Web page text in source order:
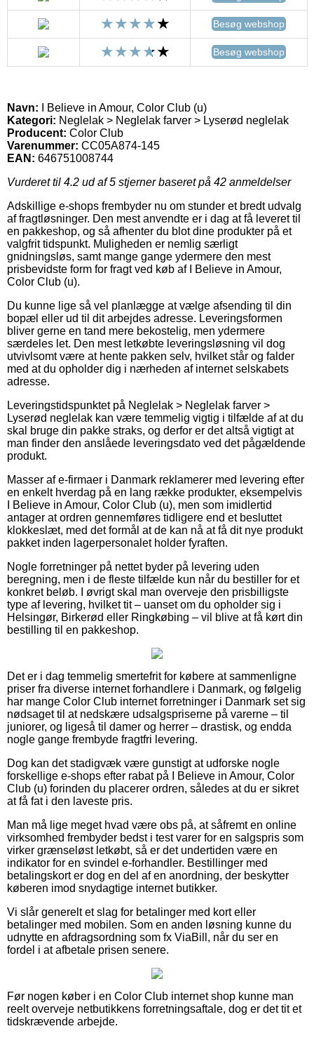
Besøg webshop
Besøg webshop
Navn: I Believe in Amour, Color Club (u)
Kategori: Neglelak > Neglelak farver > Lyserød neglelak
Producent: Color Club
Varenummer: CC05A874-145
EAN: 646751008744
Vurderet til 4.2 ud af 5 stjerner baseret på 42 anmeldelser
Adskillige e-shops frembyder nu om stunder et bredt udvalg
af fragtløsninger. Den mest anvendte er i dag at få leveret til
en pakkeshop, og så afhenter du blot dine produkter på et
valgfrit tidspunkt. Muligheden er nemlig særligt
gnidningsløs, samt mange gange ydermere den mest
prisbevidste form for fragt ved køb af I Believe in Amour,
Color Club (u).
Du kunne lige så vel planlægge at vælge afsending til din
bopæl eller ud til dit arbejdes adresse. Leveringsformen
bliver gerne en tand mere bekostelig, men ydermere
særdeles let. Den mest letkøbte leveringsløsning vil dog
utvivlsomt være at hente pakken selv, hvilket står og falder
med at du opholder dig i nærheden af internet selskabets
adresse.
Leveringstidspunktet på Neglelak > Neglelak farver >
Lyserød neglelak kan være temmelig vigtig i tilfælde af at du
skal bruge din pakke straks, og derfor er det altså vigtigt at
man finder den anslåede leveringsdato ved det pågældende
produkt.
Masser af e-firmaer i Danmark reklamerer med levering efter
en enkelt hverdag på en lang række produkter, eksempelvis
I Believe in Amour, Color Club (u), men som imidlertid
antager at ordren gennemføres tidligere end et besluttet
klokkeslæt, med det formål at de kan nå at få dit nye produkt
pakket inden lagerpersonalet holder fyraften.
Nogle forretninger på nettet byder på levering uden
beregning, men i de fleste tilfælde kun når du bestiller for et
konkret beløb. I øvrigt skal man overveje den prisbilligste
type af levering, hvilket tit – uanset om du opholder sig i
Helsingør, Birkerød eller Ringkøbing – vil blive at få kørt din
bestilling til en pakkeshop.
Det er i dag temmelig smertefrit for købere at sammenligne
priser fra diverse internet forhandlere i Danmark, og følgelig
har mange Color Club internet forretninger i Danmark set sig
nødsaget til at nedskære udsalgspriserne på varerne – til
juniorer, og ligeså til damer og herrer – drastisk, og endda
nogle gange frembyde fragtfri levering.
Dog kan det stadigvæk være gunstigt at udforske nogle
forskellige e-shops efter rabat på I Believe in Amour, Color
Club (u) forinden du placerer ordren, således at du er sikret
at få fat i den laveste pris.
Man må lige meget hvad være obs på, at såfremt en online
virksomhed frembyder bedst i test varer for en salgspris som
virker grænseløst letkøbt, så er det undertiden være en
indikator for en svindel e-forhandler. Bestillinger med
betalingskort er dog en del af en anordning, der beskytter
køberen imod snydagtige internet butikker.
Vi slår generelt et slag for betalinger med kort eller
betalinger med mobilen. Som en anden løsning kunne du
udnytte en afdragsordning som fx ViaBill, når du ser en
fordel i at afbetale prisen senere.
Før nogen køber i en Color Club internet shop kunne man
reelt overveje netbutikkens forretningsaftale, dog er det tit et
tidskrævende arbejde.